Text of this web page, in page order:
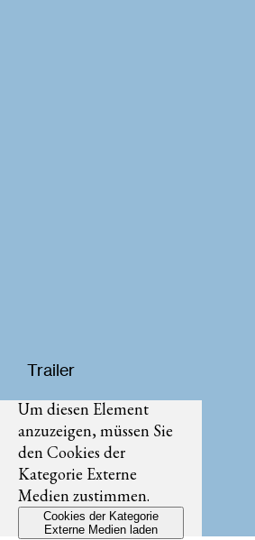
Trailer
Um diesen Element
anzuzeigen, müssen Sie
den Cookies der
Kategorie Externe
Medien zustimmen.
Cookies der Kategorie
Externe Medien laden